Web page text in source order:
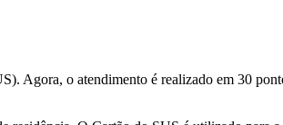
Agora, o atendimento é realizado em 30